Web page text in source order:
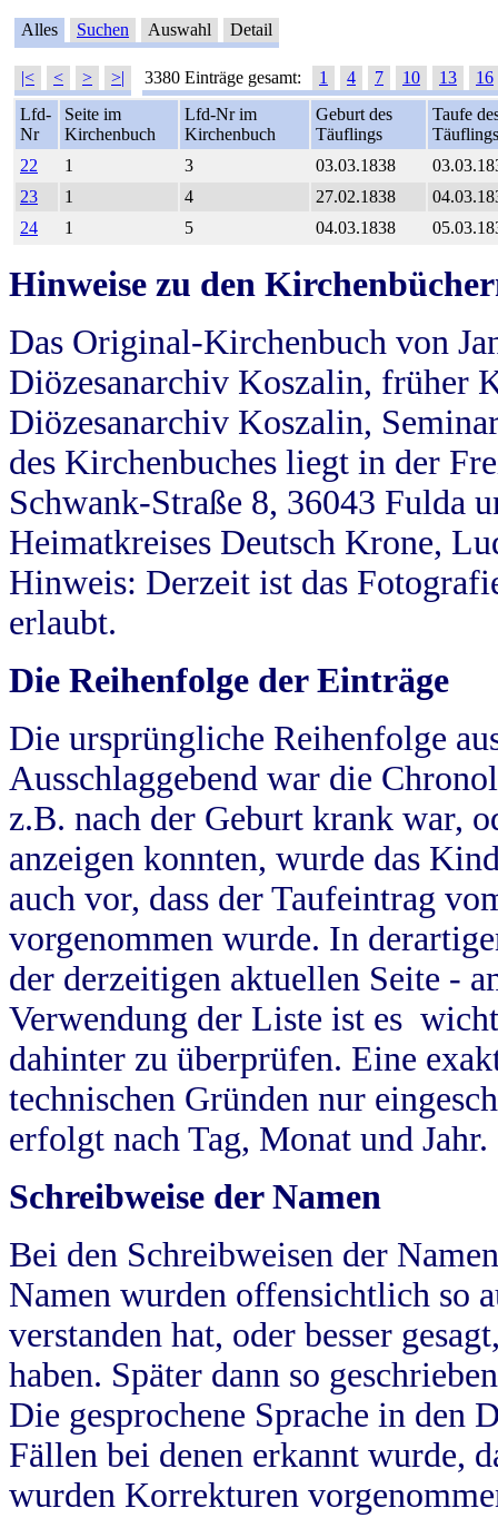
Alles Suchen Auswahl Detail
|< < > >| 3380 Einträge gesamt: 1 4 7 10 13
16
Lfd-
Nr
Seite im
Kirchenbuch
Lfd-Nr im
Kirchenbuch
Geburt des
Täuflings
Taufe
Täuflings
22
1 3 03.03.1838
23
1 4 27.02.1838
24
1 5 04.03.1838
Hinweise zu den
Das Original-Kirchenbuch von
Diözesanarchiv Koszalin, früher
Diözesanarchiv Koszalin,
des Kirchenbuches liegt in der
Schwank-Straße 8, 36043 Fulda
Heimatkreises Deutsch Krone,
Hinweis: Derzeit ist das
erlaubt.
Die Reihenfolge der Einträge
Die ursprüngliche Reihenfolge
Ausschlaggebend war die
z.B. nach der Geburt krank war,
anzeigen konnten, wurde das
auch vor, dass der Taufeintrag
vorgenommen wurde. In
der derzeitigen aktuellen Seite -
Verwendung der Liste ist es
dahinter zu überprüfen. Eine
technischen Gründen nur
erfolgt nach Tag, Monat und Jahr.
Schreibweise der Namen
Bei den Schreibweisen der
Namen wurden offensichtlich so
verstanden hat, oder besser
haben. Später dann so
Die gesprochene Sprache in
Fällen bei denen erkannt wurde,
wurden Korrekturen